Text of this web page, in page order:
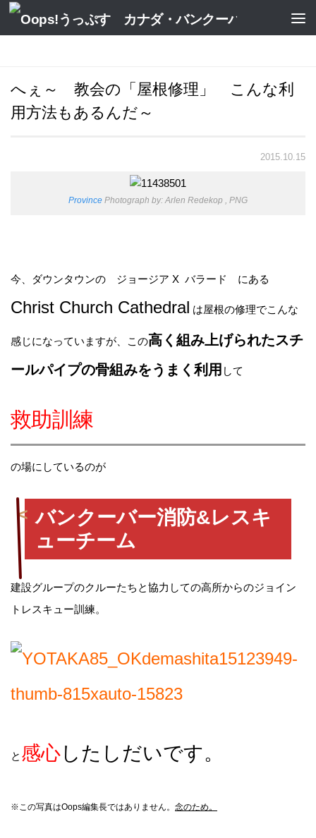
へぇ～ 教会の「屋根修理」 こんな利
用方法もあるんだ～
2015.10.15
Province Photograph by: Arlen Redekop , PNG
今、ダウンタウンの ジョージア X バラード にある
Christ Church Cathedral は屋根の修理でこんな
感じになっていますが、この高く組み上げられたスチ
ールパイプの骨組みをうまく利用 して
救助訓練
の場にしているのが
バンクーバー消防&レスキ
ューチーム
建設グループのクルーたちと協力しての高所からのジョイン
トレスキュー訓練。
と 感心したしだいです。
※この写真はOops編集長ではありません。 念のため。